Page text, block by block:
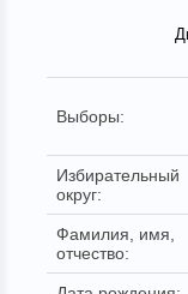
Выборы:
Избирательный
округ:
Фамилия, имя,
отчество: